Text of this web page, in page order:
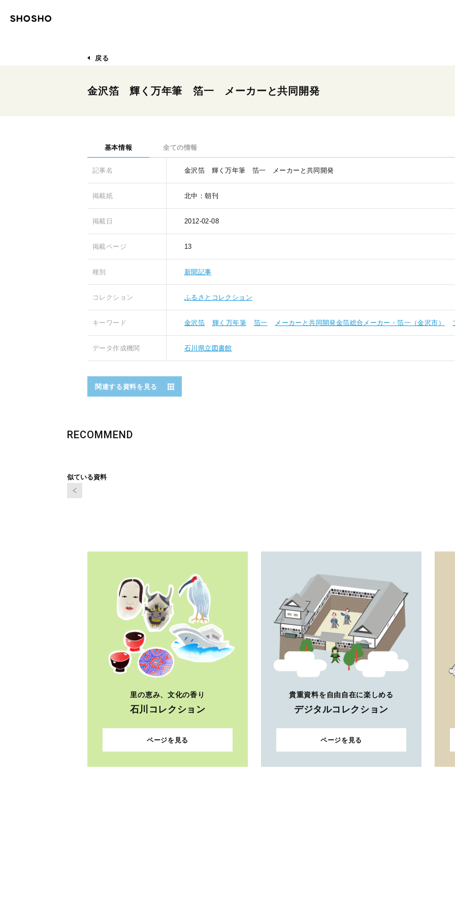
戻る
金沢箔 輝く万年筆 箔一 メーカーと共同開発
基本情報 全ての情報
記事名 金沢箔 輝く万年筆 箔一 メーカーと共同開発
掲載紙 北中：朝刊
掲載日 2012-02-08
掲載ページ 13
種別 新聞記事
コレクション ふるさとコレクション
キーワード 金沢箔 輝く万年筆 箔一 メーカーと共同開発金箔総合メーカー・箔一（金沢市）
データ作成機関 石川県立図書館
関連する資料を見る
RECOMMEND
似ている資料
里の恵み、文化の香り
石川コレクション
ページを見る
貴重資料を自由自在に楽しめる
デジタルコレクション
ページを見る